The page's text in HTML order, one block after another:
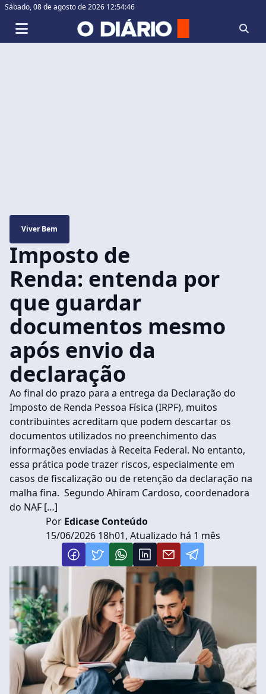
Sábado,08 de agosto de 2026 12:54:47
Viver Bem
Imposto de
Renda: entenda por
que guardar
documentos mesmo
após envio da
declaração
Ao final do prazo para a entrega da Declaração do
Imposto de Renda Pessoa Física (IRPF), muitos
contribuintes acreditam que podem descartar os
documentos utilizados no preenchimento das
informações enviadas à Receita Federal. No entanto,
essa prática pode trazer riscos, especialmente em
casos de fiscalização ou de retenção da declaração na
malha fina. Segundo Ahiram Cardoso, coordenadora
do NAF […]
Por Edicase Conteúdo
15/06/2026 18h01, Atualizado há 1 mês